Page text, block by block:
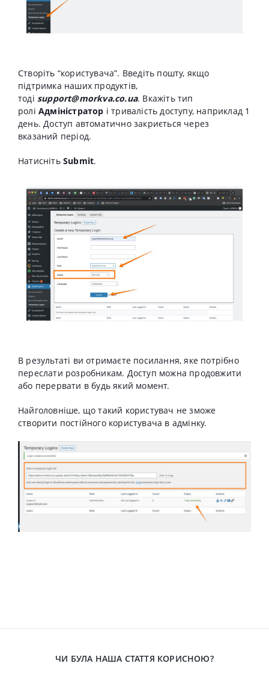
Створіть “користувача”. Введіть пошту, якщо
підтримка наших продуктів,
тоді support@morkva.co.ua. Вкажіть тип
ролі Адміністратор і тривалість доступу, наприклад 1
день. Доступ автоматично закриється через
вказаний період.
Натисніть Submit.
В результаті ви отримаєте посилання, яке потрібно
переслати розробникам. Доступ можна продовжити
або перервати в будь який момент.
Найголовніше, що такий користувач не зможе
створити постійного користувача в адмінку.
ЧИ БУЛА НАША СТАТТЯ КОРИСНОЮ?